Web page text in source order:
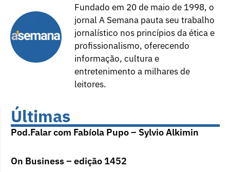
Fundado em 20 de maio de 1998, o
jornal A Semana pauta seu trabalho
jornalístico nos princípios da ética e
profissionalismo, oferecendo
informação, cultura e
entretenimento a milhares de
leitores.
Últimas
Pod.Falar com Fabíola Pupo – Sylvio Alkimin
On Business – edição 1452